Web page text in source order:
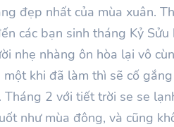
đẹp nhất của mùa xuân.
các bạn sinh tháng Kỷ
nhẹ nhàng ôn hòa lại vô
khi đã làm thì sẽ cố
Tháng 2 với tiết trời se se
như mùa đông, và cũng